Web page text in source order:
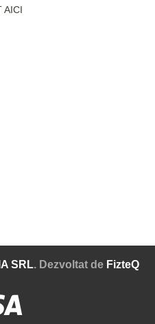
AICI
SRL. Dezvoltat de FizteQ